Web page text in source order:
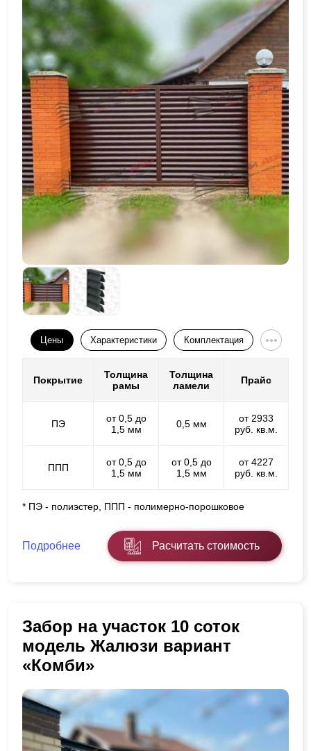
Цены Характеристики Комплектация
Покрытие
Толщина
рамы
Толщина
ламели
Прайс
ПЭ
от 0,5 до
1,5 мм
0,5 мм
от 2933
руб. кв.м.
ППП
от 0,5 до
1,5 мм
от 0,5 до
1,5 мм
от 4227
руб. кв.м.
* ПЭ - полиэстер, ППП - полимерно-порошковое
Подробнее Расчитать стоимость
Забор на участок 10 соток
модель Жалюзи вариант
«Комби»